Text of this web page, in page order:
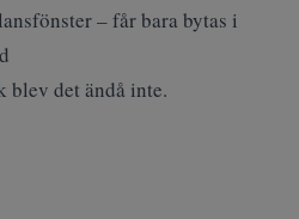
– får bara bytas i
blev det ändå inte.